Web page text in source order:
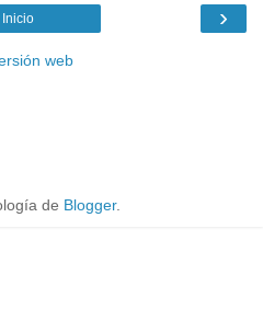
›
Inicio
web
de Blogger.